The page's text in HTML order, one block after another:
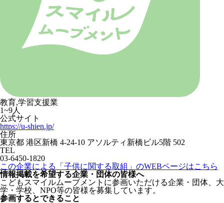
教育,学習支援業
1~9人
公式サイト
https://u-shien.jp/
住所
東京都 港区新橋 4-24-10 アソルティ新橋ビル5階 502
TEL
03-6450-1820
この企業による「子供に関する取組」のWEBページはこちら
情報掲載を希望する企業・団体の皆様へ
こどもスマイルムーブメントに参画いただける企業・団体、大
学・学校、NPO等の皆様を募集しています。
参画するとできること